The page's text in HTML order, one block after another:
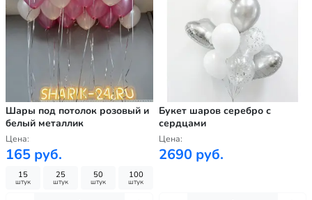
Шары под потолок розовый и
белый металлик
Цена:
165 руб.
15
штук
25
штук
50
штук
100
штук
Букет шаров серебро с
сердцами
Цена:
2690 руб.